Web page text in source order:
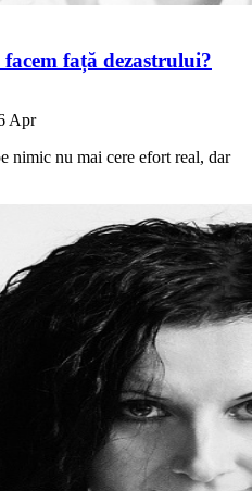
față dezastrului?
Apr
nimic nu mai cere efort real, dar